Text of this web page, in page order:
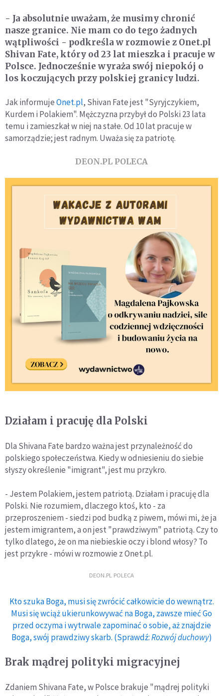
- Ja absolutnie uważam, że musimy chronić
nasze granice. Nie mam co do tego żadnych
wątpliwości - podkreśla w rozmowie z Onet.pl
Shivan Fate, który od 23 lat mieszka i pracuje w
Polsce. Jednocześnie wyraża swój niepokój o
los koczujących przy polskiej granicy ludzi.
Jak informujeOnet.pl, Shivan Fate jest "Syryjczykiem,
Kurdem i Polakiem". Mężczyzna przybył do Polski 23 lata
temu i zamieszkał w niej na stałe. Od 10 lat pracuje w
samorządzie; jest radnym. Uważa się za patriotę.
DEON.PL POLECA
Działam i pracuję dla Polski
Dla Shivana Fate bardzo ważna jest przynależność do
polskiego społeczeństwa. Kiedy w odniesieniu do siebie
słyszy określenie "imigrant", jest mu przykro.
- Jestem Polakiem, jestem patriotą. Działam i pracuję dla
Polski. Nie rozumiem, dlaczego ktoś, kto - za
przeproszeniem - siedzi pod budką z piwem, mówi mi, że ja
jestem imigrantem, a on jest "prawdziwym" patriotą. Czy to
tylko dlatego, że on ma niebieskie oczy i blond włosy? To
jest przykre - mówi w rozmowie z Onet.pl.
DEON.PL POLECA
Kto szuka Boga, musi się zwrócić całkowicie do wewnątrz.
Musi się wciąż ukierunkowywać na Boga, zawsze mieć Go
przed oczyma i wytrwale zapominać o sobie, aż znajdzie
Boga, swój prawdziwy skarb. (Sprawdź:Rozwój duchowy)
Brak mądrej polityki migracyjnej
Zdaniem Shivana Fate, w Polsce brakuje "mądrej polityki